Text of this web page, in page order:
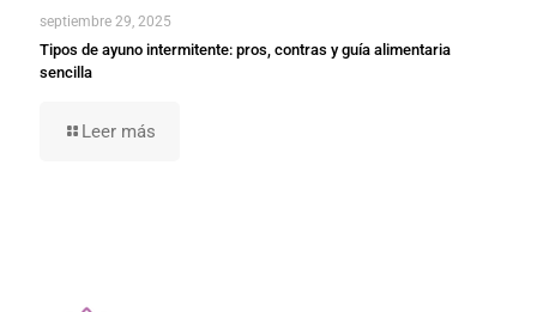
septiembre 29, 2025
Tipos de ayuno intermitente: pros, contras y guía alimentaria
sencilla
Leer más